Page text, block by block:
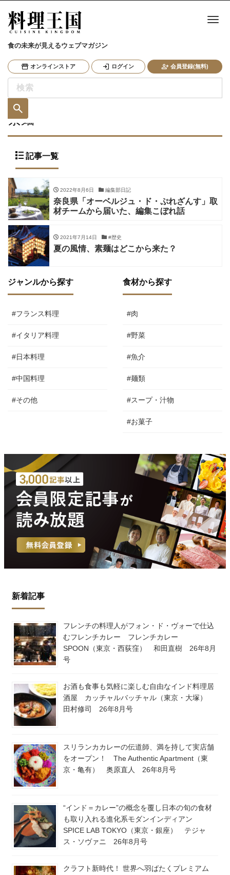
食の未来が見えるウェブマガジン
オンラインストア ログイン 会員登録(無料)
ナ
素麺
記事一覧
2022年8月6日 編集部日記
奈良県「オーベルジュ・ド・ぷれざんす」取
材チームから届いた、編集こぼれ話
2021年7月14日 #歴史
夏の風情、素麺はどこから来た？
ジャンルから探す
#フランス料理
#イタリア料理
#日本料理
#中国料理
#その他
食材から探す
#肉
#野菜
#魚介
#麺類
#スープ・汁物
#お菓子
新着記事
フレンチの料理人がフォン・ド・ヴォーで仕込
むフレンチカレー フレンチカレー
SPOON（東京・西荻窪） 和田直樹 26年8月
号
お酒も食事も気軽に楽しむ自由なインド料理居
酒屋 カッチャルバッチャル（東京・大塚）
田村修司 26年8月号
スリランカカレーの伝道師、満を持して実店舗
をオープン！ The Authentic Apartment（東
京・亀有） 奥原直人 26年8月号
“インド＝カレー”の概念を覆し日本の旬の食材
も取り入れる進化系モダンインディアン
SPICE LAB TOKYO（東京・銀座） テジャ
ス・ソヴァニ 26年8月号
クラフト新時代！ 世界へ羽ばたくプレミアム